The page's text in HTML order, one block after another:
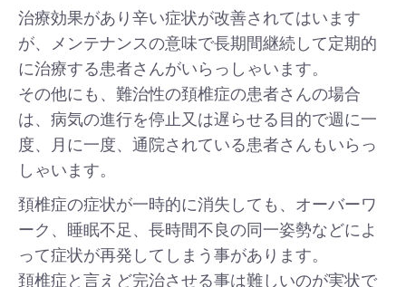
治療効果があり辛い症状が改善されてはいます
が、メンテナンスの意味で長期間継続して定期的
に治療する患者さんがいらっしゃいます。
その他にも、難治性の頚椎症の患者さんの場合
は、病気の進行を停止又は遅らせる目的で週に一
度、月に一度、通院されている患者さんもいらっ
しゃいます。
頚椎症の症状が一時的に消失しても、オーバーワ
ーク、睡眠不足、長時間不良の同一姿勢などによ
って症状が再発してしまう事があります。
頚椎症と言えど完治させる事は難しいのが実状で